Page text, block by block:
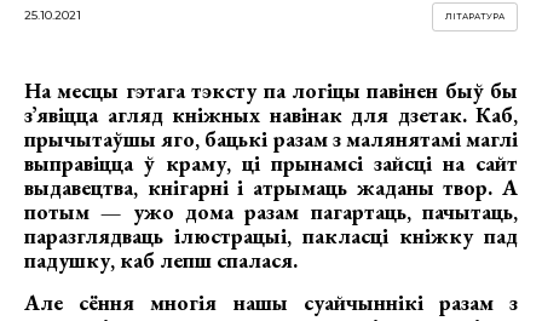
25.10.2021 ЛІТАРАТУРА
На месцы гэтага тэксту па логіцы павінен быў бы
зʼявіцца агляд кніжных навінак для дзетак. Каб,
прычытаўшы яго, бацькі разам з малянятамі маглі
выправіцца ў краму, ці прынамсі зайсці на сайт
выдавецтва, кнігарні і атрымаць жаданы твор. А
потым — ужо дома разам пагартаць, пачытаць,
паразглядваць ілюстрацыі, пакласці кніжку пад
падушку, каб лепш спалася.
Але сёння многія нашы суайчыннікі разам з